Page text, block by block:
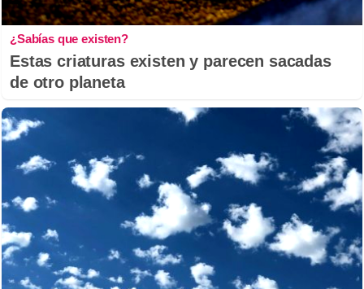
¿Sabías que existen?
Estas criaturas existen y parecen sacadas
de otro planeta